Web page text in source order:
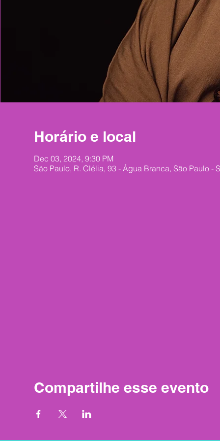
Horário e local
Dec 03, 2024, 9:30 PM
São Paulo, R. Clélia, 93 - Água Branca, São Paulo -
Compartilhe esse evento